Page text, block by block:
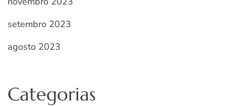
setembro 2023
agosto 2023
Categorias